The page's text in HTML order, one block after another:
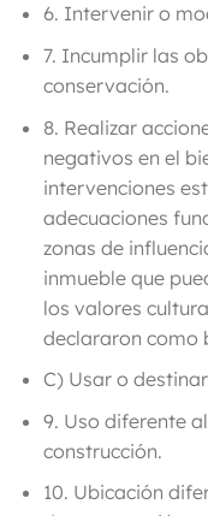
6. Intervenir o
7. Incumplir las
conservación.
8. Realizar
negativos en el
intervenciones
adecuaciones
zonas de
inmueble que
los valores
declararon como
C) Usar o
9. Uso diferente
construcción.
10. Ubicación